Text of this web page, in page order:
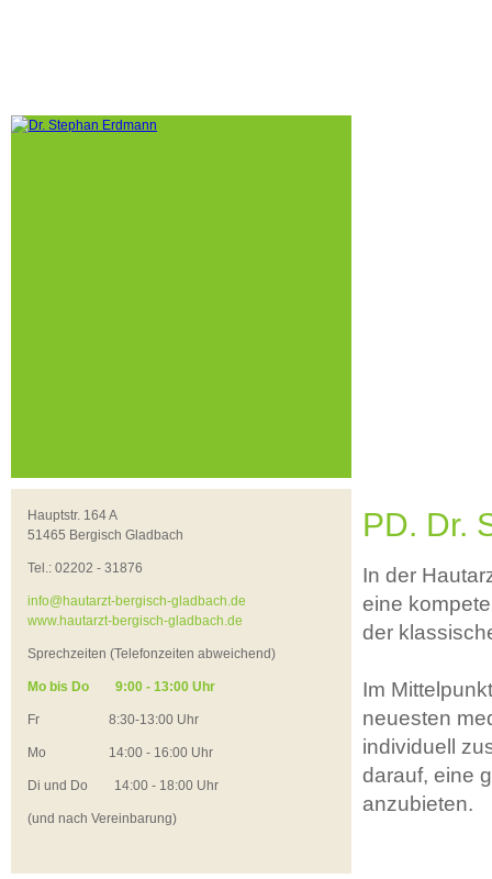
Hauptstr. 164 A
51465 Bergisch Gladbach
Tel.: 02202 - 31876
info@hautarzt-bergisch-gladbach.de
www.hautarzt-bergisch-gladbach.de
Sprechzeiten (Telefonzeiten abweichend)
Mo bis Do 9:00 - 13:00 Uhr
Fr 8:30-13:00 Uhr
Mo 14:00 - 16:00 Uhr
Di und Do 14:00 - 18:00 Uhr
(und nach Vereinbarung)
PD. Dr.
In der
eine
der
Im
neuesten
individuell
darauf, eine
anzubieten.